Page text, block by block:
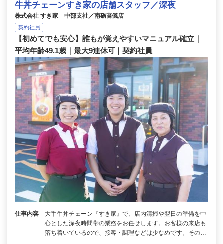
牛丼チェーンすき家の店舗スタッフ／深夜
株式会社 すき家 中部支社／南砺高儀店
契約社員
【初めてでも安心】誰もが覚えやすいマニュアル確立｜
平均年齢49.1歳｜最大9連休可｜契約社員
仕事内容
大手牛丼チェーン『すき家』で、店内清掃や翌日の準備を中
心とした深夜時間帯の業務をお任せします。お客様の来店も
落ち着いているので、接客・調理などは少なめです。その…